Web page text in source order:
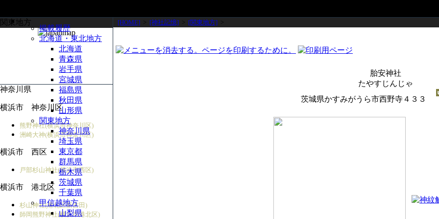
[HOME] [神社記憶] [関東地方]
胎安神社
たやすじんじゃ
茨城県かすみがうら市西野寺４３３
関東地方
神奈川県
横浜市 神奈川区
熊野神社(横浜市神奈川区)
洲崎大神(横浜市神奈川区)
横浜市 西区
戸部杉山神社(横浜市西区)
横浜市 港北区
杉山神社(港北区新吉田)
師岡熊野神社(横浜市港北区)
掲載履歴
北海道・東北地方
北海道
青森県
岩手県
宮城県
福島県
秋田県
山形県
関東地方
神奈川県
埼玉県
東京都
群馬県
栃木県
茨城県
千葉県
甲信越地方
山梨県